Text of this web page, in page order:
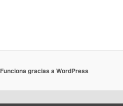
Funciona gracias a WordPress